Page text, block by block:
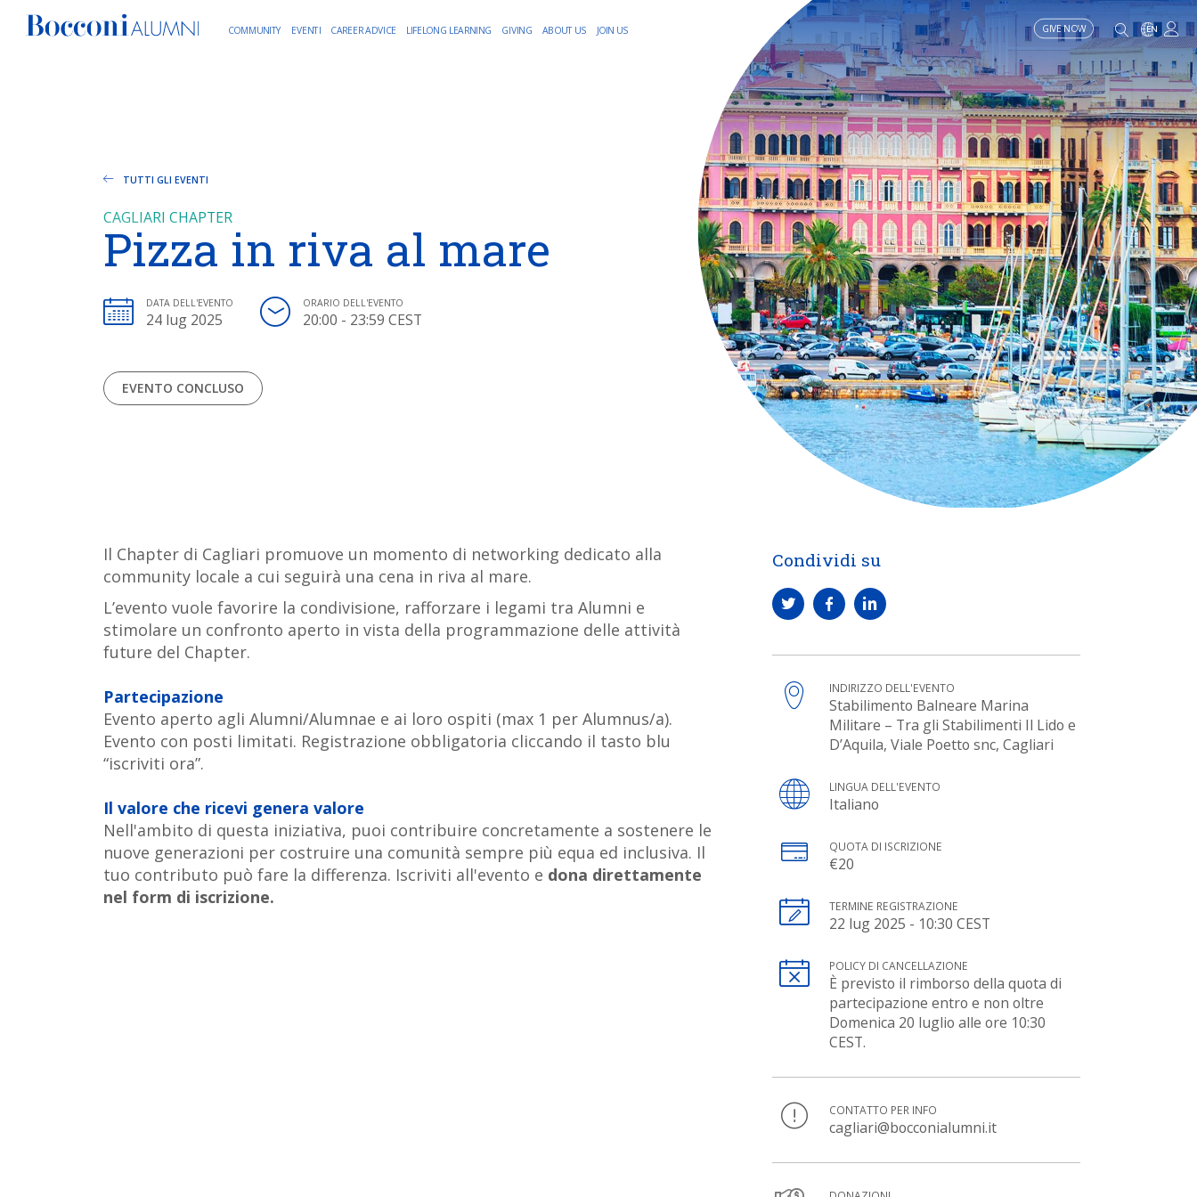
COMMUNITY EVENTI CAREER ADVICE LIFELONG LEARNING GIVING ABOUT US JOIN US GIVE NOW
TUTTI GLI EVENTI
CAGLIARI CHAPTER
Pizza in riva al mare
DATA DELL'EVENTO
24 lug 2025
ORARIO DELL'EVENTO
20:00 - 23:59 CEST
EVENTO CONCLUSO
Il Chapter di Cagliari promuove un momento di networking dedicato alla
community locale a cui seguirà una cena in riva al mare.
L’evento vuole favorire la condivisione, rafforzare i legami tra Alumni e
stimolare un confronto aperto in vista della programmazione delle attività
future del Chapter.
Partecipazione
Evento aperto agli Alumni/Alumnae e ai loro ospiti (max 1 per Alumnus/a).
Evento con posti limitati. Registrazione obbligatoria cliccando il tasto blu
“iscriviti ora”.
Il valore che ricevi genera valore
Nell'ambito di questa iniziativa, puoi contribuire concretamente a sostenere le
nuove generazioni per costruire una comunità sempre più equa ed inclusiva. Il
tuo contributo può fare la differenza. Iscriviti all'evento e dona direttamente
nel form di iscrizione.
Condividi su
INDIRIZZO DELL'EVENTO
Stabilimento Balneare Marina
Militare – Tra gli Stabilimenti Il Lido e
D’Aquila, Viale Poetto snc, Cagliari
LINGUA DELL'EVENTO
Italiano
QUOTA DI ISCRIZIONE
€20
TERMINE REGISTRAZIONE
22 lug 2025 - 10:30 CEST
POLICY DI CANCELLAZIONE
È previsto il rimborso della quota di
partecipazione entro e non oltre
Domenica 20 luglio alle ore 10:30
CEST.
CONTATTO PER INFO
cagliari@bocconialumni.it